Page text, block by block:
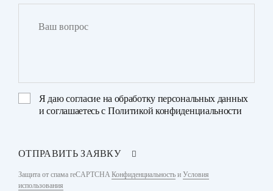
Я даюсогласие на обработку персональных данных
и соглашаетесь с Политикой конфиденциальности
ОТПРАВИТЬ ЗАЯВКУ
Защита от спама reCAPTCHAКонфиденциальность и Условия
использования